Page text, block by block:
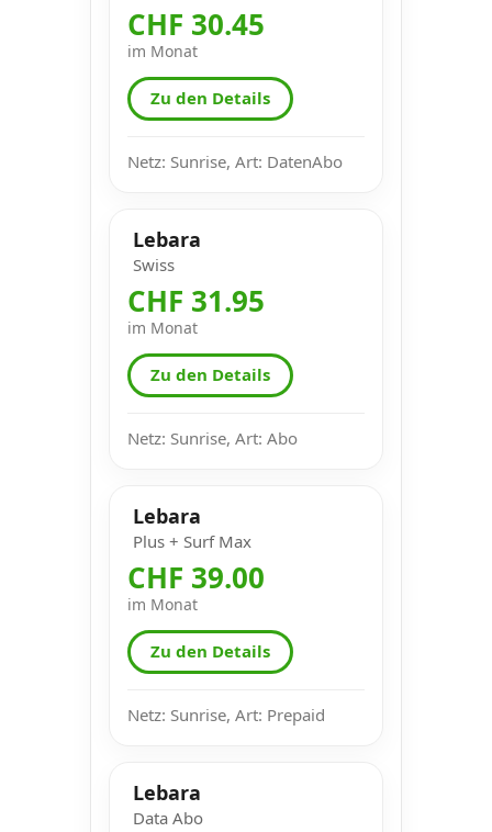
CHF 30.45
im Monat
Zu den Details
Netz: Sunrise, Art: DatenAbo
Lebara
Swiss
CHF 31.95
im Monat
Zu den Details
Netz: Sunrise, Art: Abo
Lebara
Plus + Surf Max
CHF 39.00
im Monat
Zu den Details
Netz: Sunrise, Art: Prepaid
Lebara
Data Abo